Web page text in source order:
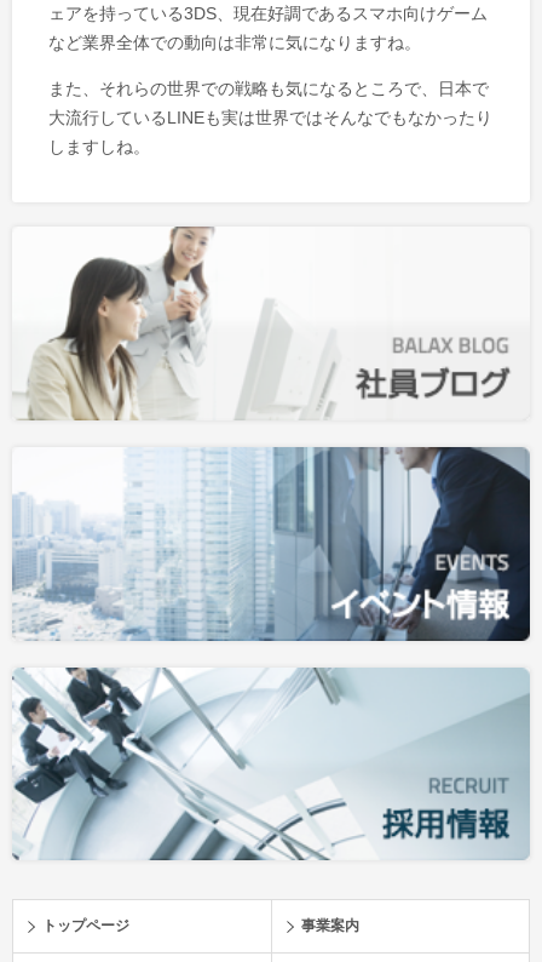
ェアを持っている3DS、現在好調であるスマホ向けゲーム
など業界全体での動向は非常に気になりますね。
また、それらの世界での戦略も気になるところで、日本で
大流行しているLINEも実は世界ではそんなでもなかったり
しますしね。
トップページ 事業案内